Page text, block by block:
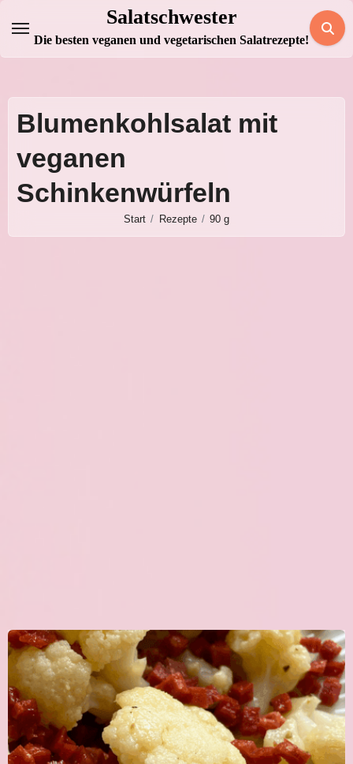
Inhalt
springen
Salatschwester
Die besten veganen und vegetarischen Salatrezepte!
Blumenkohlsalat mit
veganen
Schinkenwürfeln
Start Rezepte 90 g